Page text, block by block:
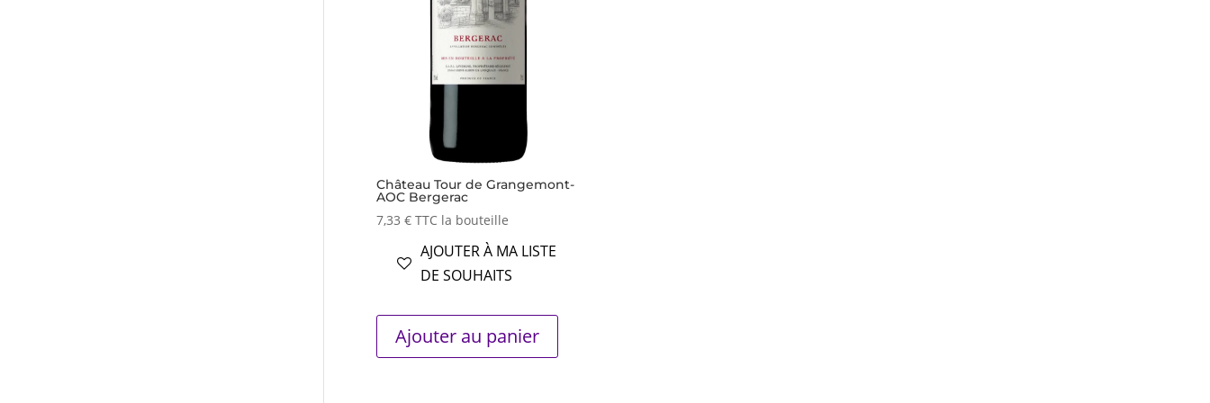
Château Tour de Grangemont-
AOC Bergerac
7,33 € TTC la bouteille
AJOUTER À MA LISTE
DE SOUHAITS
Ajouter au panier